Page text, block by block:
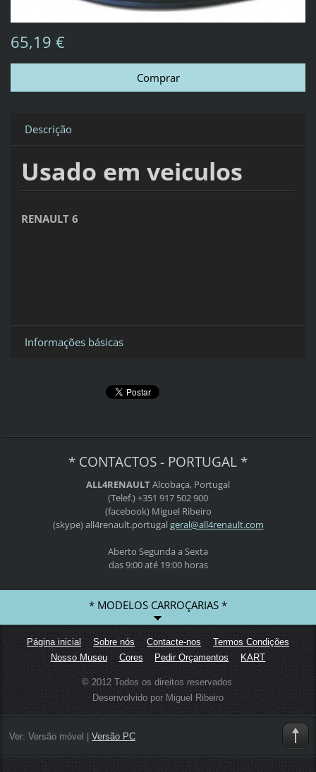
65,19 €
Descrição
Usado em veiculos
RENAULT 6
Informações básicas
* CONTACTOS - PORTUGAL *
ALL4RENAULTAlcobaça, Portugal
(Telef.) +351 917 502 900
(facebook) Miguel Ribeiro
(skype) all4renault.portugal geral@all4renault.com
Aberto Segunda a Sexta
das 9:00 até 19:00 horas
* MODELOS CARROÇARIAS *
Página inicial Sobre nós Contacte-nos
Termos Condições
Nosso Museu
Cores Pedir Orçamentos KART
© 2012 Todos os direitos reservados.
Desenvolvido por Miguel Ribeiro
Ver: Versão móvel Versão PC